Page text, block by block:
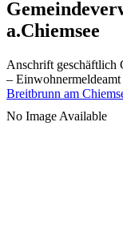
a.Chiemsee
Anschrift geschäftlich
– Einwohnermeldeamt
Breitbrunn am
No Image Available